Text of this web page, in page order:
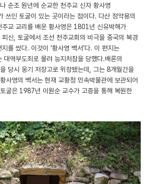
순조 원년에 순교한 천주교 신자 황사영
인 토굴이 있는 곳이라는 점이다. 다산 정약용의
주교 교리를 배운 황사영은 1801년 신유박해가
신, 토굴에서 조선 천주교회의 비극을 중국의 북경
를 썼다. 이것이 ‘황사영 백서’다. 이 편지는
대역부도죄로 몰려 능지처참을 당했다.배론의
당시 옹기 저장고로 위장됐는데, 그는 8개월간을
사영의 백서는 현재 교황청 민속박물관에 보관되어
굴은 1987년 이원순 교수가 고증을 통해 복원한